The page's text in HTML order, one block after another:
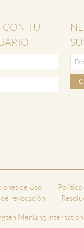
CON TU
de Uso Política
revocación
Menlang